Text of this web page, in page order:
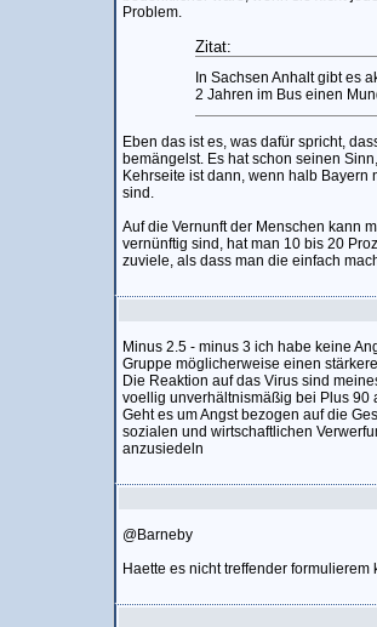
Problem.
Zitat:
In Sachsen Anhalt gibt es
2 Jahren im Bus einen
Eben das ist es, was dafür spricht,
bemängelst. Es hat schon seinen
Kehrseite ist dann, wenn halb
sind.
Auf die Vernunft der Menschen kann
vernünftig sind, hat man 10 bis 20
zuviele, als dass man die einfach
Minus 2.5 - minus 3 ich habe keine
Gruppe möglicherweise einen
Die Reaktion auf das Virus sind
voellig unverhältnismäßig bei Plus 90
Geht es um Angst bezogen auf die
sozialen und wirtschaftlichen
anzusiedeln
@Barneby
Haette es nicht treffender formulierem